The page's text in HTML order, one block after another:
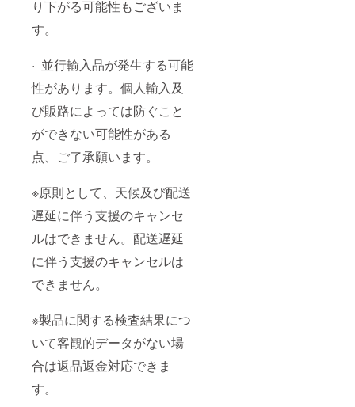
り下がる可能性もございま
す。
· 並行輸入品が発生する可能
性があります。個人輸入及
び販路によっては防ぐこと
ができない可能性がある
点、ご了承願います。
※原則として、天候及び配送
遅延に伴う支援のキャンセ
ルはできません。配送遅延
に伴う支援のキャンセルは
できません。
※製品に関する検査結果につ
いて客観的データがない場
合は返品返金対応できま
す。